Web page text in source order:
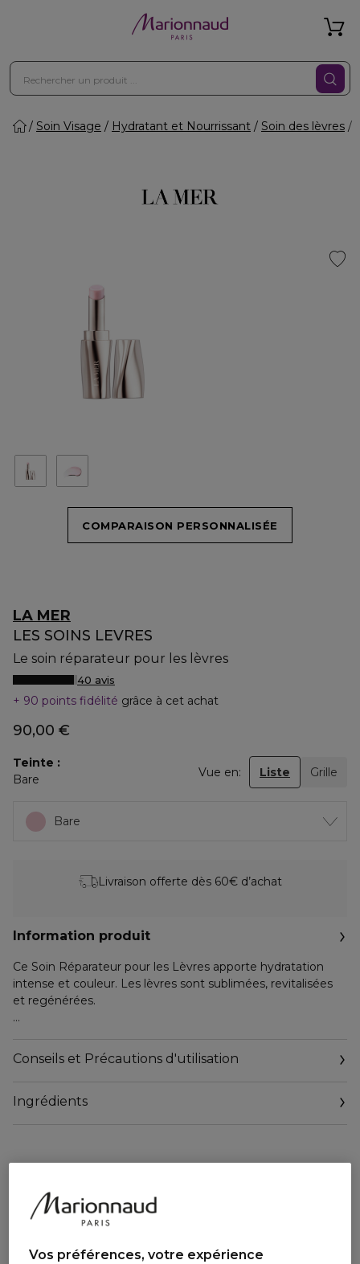
Soin Visage Hydratant et Nourrissant Soin des lèvres
COMPARAISON PERSONNALISÉE
LA MER
LES SOINS LEVRES
Le soin réparateur pour les lèvres
40 avis
90 points fidélité grâce à cet achat
90,00 €
Teinte
Bare
Vue en: Liste Grille
Bare
Livraison offerte dès 60€ d’achat
Information produit
Ce Soin Réparateur pour les Lèvres apporte hydratation
intense et couleur. Les lèvres sont sublimées, revitalisées
et regénérées.
sublime les lèvres avec une couleur modulable et une
tenue longue durée, tout en renforçant leur barrière
Infusée en Miracle Broth? et du tout nouveau Restorative
Cet élixir puissant insuffle aux lèvres une énergie
essentielle, stimulant leur régénération cellulaire. Il
les aide à devenir visiblement plus résistantes face aux
Conseils et Précautions d'utilisation
Ingrédients
Vos préférences, votre expérience